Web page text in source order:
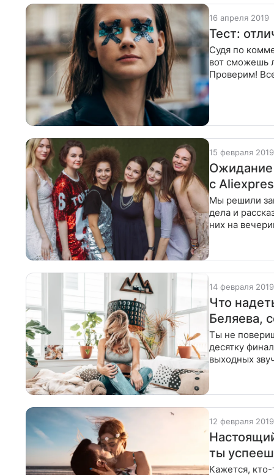
16 апреля 2019
Тест:
Судя по
вот сможешь
Проверим!
15 февраля 2019
Ожидание
с
Мы решили
дела и
них на
14 февраля 2019
Что
Беляева,
Ты не
десятку
выходных
12 февраля 2019
ты
Кажется,